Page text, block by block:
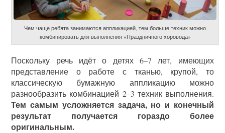
Чем чаще ребята занимаются аппликацией, тем больше техник можно
комбинировать для выполнения «Праздничного хоровода»
Поскольку речь идёт о детях 6–7 лет, имеющих
представление о работе с тканью, крупой, то
классическую бумажную аппликацию можно
разнообразить комбинацией 2–3 техник выполнения.
Тем самым усложняется задача, но и конечный
результат получается гораздо более
оригинальным.